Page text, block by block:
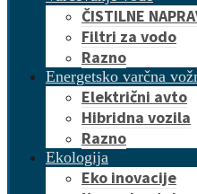
ČISTILNE
Filtri za vodo
Razno
Energetsko varčna
Električni avto
Hibridna vozila
Razno
Ekologija
Eko inovacije